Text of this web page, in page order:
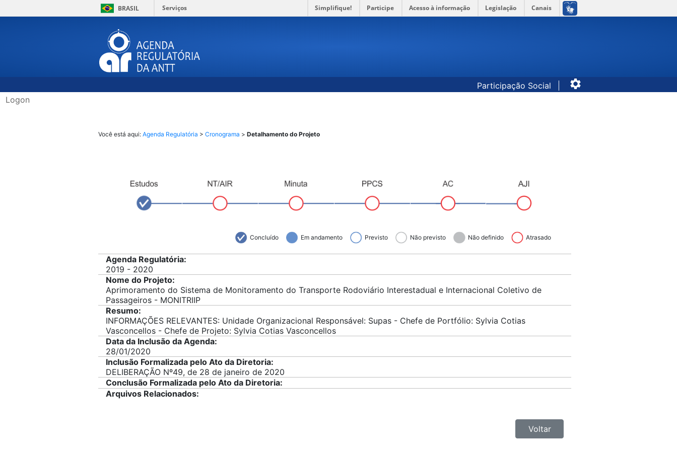
BRASIL Serviços Simplifique! Participe Acesso à informação Legislação Canais
Participação Social
Logon
​​​​​​Você está aqui: ​​​ Agenda Regulatória ​ > Cronograma ​ > Detalhamento do Projeto
Concluído Em andamento Previsto Não previsto Não definido Atrasado
Agenda Regulatória:
2019 - 2020
Nome do Projeto:
Aprimoramento do Sistema de Monitoramento do Transporte Rodoviário Interestadual e Internacional Coletivo de
Passageiros - MONITRIIP
Resumo:
INFORMAÇÕES RELEVANTES: Unidade Organizacional Responsável: Supas - Chefe de Portfólio: Sylvia Cotias
Vasconcellos - Chefe de Projeto: Sylvia Cotias Vasconcellos
Data da Inclusão da Agenda:
28/01/2020
Inclusão Formalizada pelo Ato da Diretoria:
DELIBERAÇÃO Nº49, de 28 de janeiro de 2020
Conclusão Formalizada pelo Ato da Diretoria:
Arquivos Relacionados:
Voltar